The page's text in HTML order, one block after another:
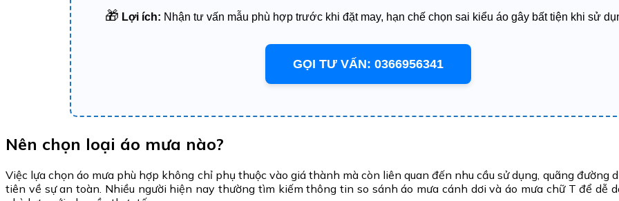
🎁 Lợi ích: Nhận tư vấn mẫu phù hợp trước khi đặt may, hạn chế chọn sai kiểu áo gây bất tiện khi sử
GỌI TƯ VẤN: 0366956341
Nên chọn loại áo mưa nào?
Việc lựa chọn áo mưa phù hợp không chỉ phụ thuộc vào giá thành mà còn liên quan đến nhu cầu sử dụng, quãng đường
tiên về sự an toàn. Nhiều người hiện nay thường tìm kiếm thông tin so sánh áo mưa cánh dơi và áo mưa chữ T để dễ